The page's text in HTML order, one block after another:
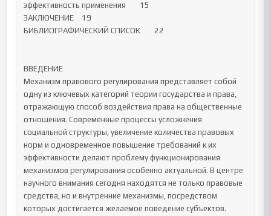
эффективность применения	15
ЗАКЛЮЧЕНИЕ	19
БИБЛИОГРАФИЧЕСКИЙ СПИСОК	22
ВВЕДЕНИЕ
Механизм правового регулирования представляет собой
одну из ключевых категорий теории государства и права,
отражающую способ воздействия права на общественные
отношения. Современные процессы усложнения
социальной структуры, увеличение количества правовых
норм и одновременное повышение требований к их
эффективности делают проблему функционирования
механизмов регулирования особенно актуальной. В центре
научного внимания сегодня находятся не только правовые
средства, но и внутренние механизмы, посредством
которых достигается желаемое поведение субъектов.